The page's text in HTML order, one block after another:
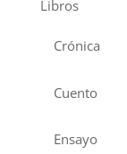
Libros
Crónica
Cuento
Ensayo